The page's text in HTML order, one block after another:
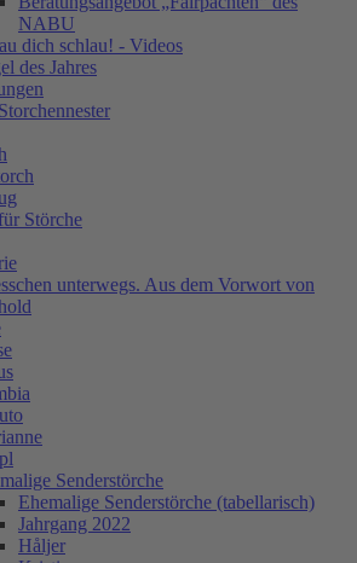
NABU
dich schlau! - Videos
des Jahres
Störche
unterwegs. Aus dem Vorwort von
Senderstörche
Ehemalige Senderstörche (tabellarisch)
Jahrgang 2022
Håljer